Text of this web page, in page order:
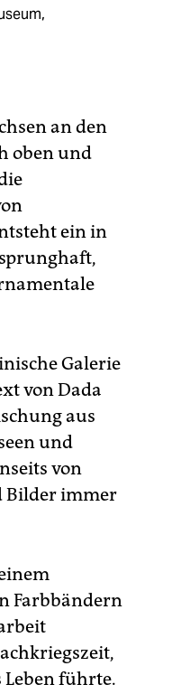
an den
oben und
ein in
Galerie
von Dada
aus
und
von
Bilder immer
Farbbändern
führte.